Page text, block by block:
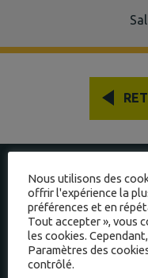
Nous utilisons des
offrir l'expérience la
préférences et en
Tout accepter », vous
les cookies.
Paramètres des
contrôlé.